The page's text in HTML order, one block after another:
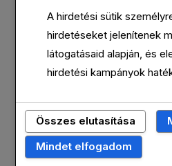
ROSE
A hirdetési sütik
hirdetéseket jelenítenek
látogatásaid alapján, és
hirdetési kampányok
Összes elutasítása
Mindet elfogadom